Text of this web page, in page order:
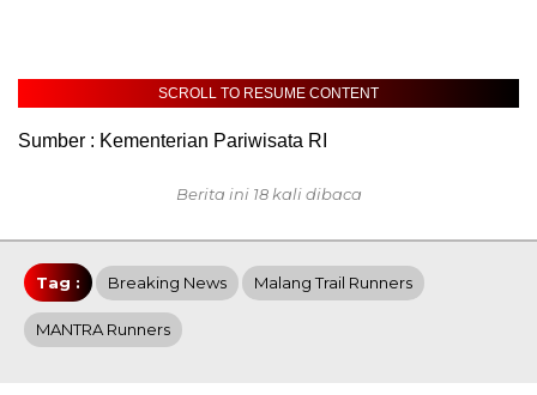
SCROLL TO RESUME CONTENT
Sumber : Kementerian Pariwisata RI
Berita ini 18 kali dibaca
Tag : Breaking News Malang Trail Runners
MANTRA Runners